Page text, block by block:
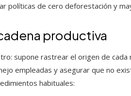
políticas de cero deforestación y
productiva
supone rastrear el origen de cada
empleadas y asegurar que no
habituales: